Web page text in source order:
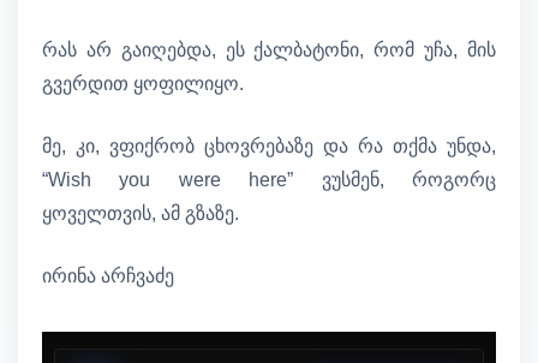
რას არ გაიღებდა, ეს ქალბატონი, რომ უჩა, მის
გვერდით ყოფილიყო.
მე, კი, ვფიქრობ ცხოვრებაზე და რა თქმა უნდა,
“Wish you were here” ვუსმენ, როგორც
ყოველთვის, ამ გზაზე.
ირინა არჩვაძე